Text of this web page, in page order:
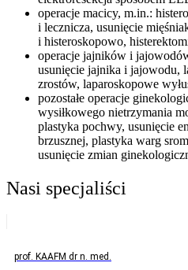
operacje macicy, m.in.:
i lecznicza, usunięcie
i histeroskopowo,
operacje jajników i
usunięcie jajnika i jajowodu,
zrostów, laparoskopowe
pozostałe operacje
wysiłkowego nietrzymania
plastyka pochwy, usunięcie
brzusznej, plastyka warg
usunięcie zmian
Nasi specjaliści
prof. KAAFM dr n. med.